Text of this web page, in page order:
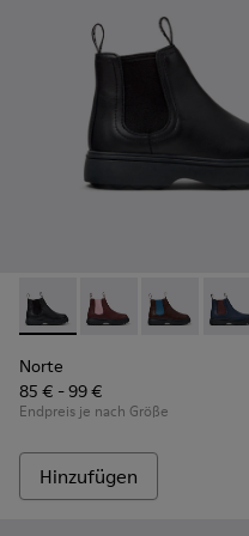
Norte - K900149-001 -
Norte - K900149-
Norte -
Norte
85 € - 99 €
Endpreis je nach Größe
Hinzufügen